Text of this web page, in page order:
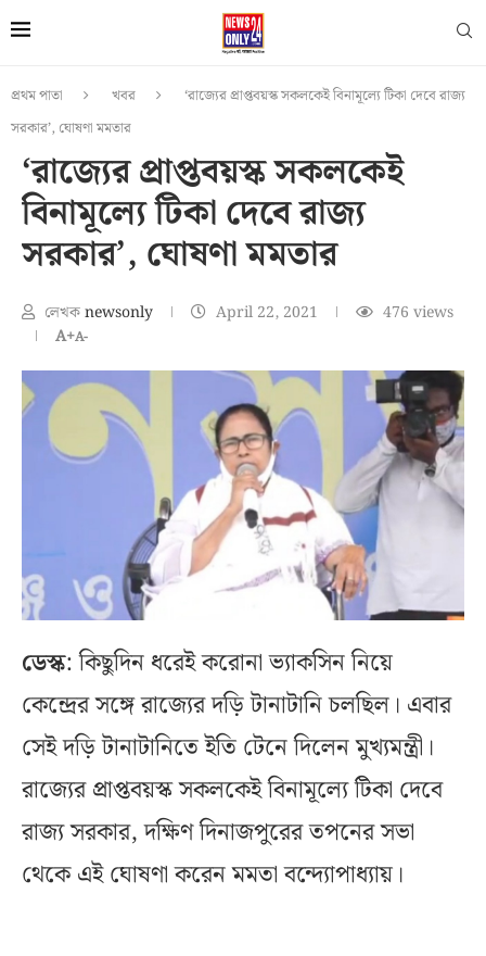
প্রথম পাতা খবর
‘রাজ্যের প্রাপ্তবয়স্ক সকলকেই বিনামূল্যে টিকা দেবে রাজ্য
সরকার’, ঘোষণা মমতার
‘রাজ্যের প্রাপ্তবয়স্ক সকলকেই
বিনামূল্যে টিকা দেবে রাজ্য
সরকার’, ঘোষণা মমতার
লেখকnewsonly April 22, 2021 476 views
A+A-
ডেস্ক: কিছুদিন ধরেই করোনা ভ্যাকসিন নিয়ে
কেন্দ্রের সঙ্গে রাজ্যের দড়ি টানাটানি চলছিল। এবার
সেই দড়ি টানাটানিতে ইতি টেনে দিলেন মুখ্যমন্ত্রী।
রাজ্যের প্রাপ্তবয়স্ক সকলকেই বিনামূল্যে টিকা দেবে
রাজ্য সরকার, দক্ষিণ দিনাজপুরের তপনের সভা
থেকে এই ঘোষণা করেন মমতা বন্দ্যোপাধ্যায়।